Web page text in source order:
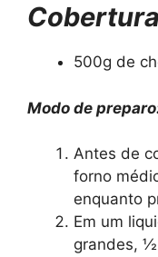
500g de
Modo de
Antes de
forno
enquanto
Em um
grandes,